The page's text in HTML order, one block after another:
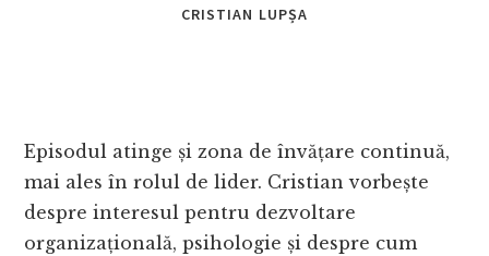
CRISTIAN LUPȘA
Episodul atinge și zona de învățare continuă,
mai ales în rolul de lider. Cristian vorbește
despre interesul pentru dezvoltare
organizațională, psihologie și despre cum